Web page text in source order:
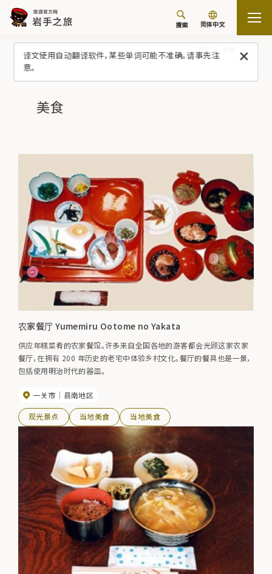
译文使用自动翻译软件，某些单词可能不准确。请事先注
意。
搜索 简体中文
美食
农家餐厅 Yumemiru Ootome no Yakata
供应年糕菜肴的农家餐馆。许多来自全国各地的游客都会光顾这家农家
餐厅，在拥有 200 年历史的老宅中体验乡村文化。餐厅的餐具也是一景，
包括使用明治时代的器皿。
一关市 县南地区
观光景点 当地美食 当地美食